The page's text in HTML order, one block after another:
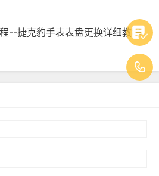
--捷克豹手表表盘更换详细教程